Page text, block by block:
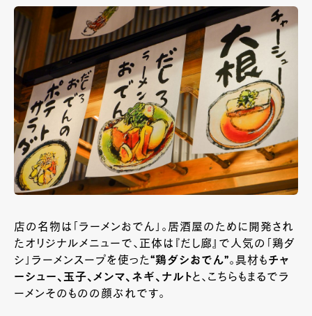
店の名物は「ラーメンおでん」。居酒屋のために開発され
たオリジナルメニューで、正体は『だし廊』で人気の「鶏ダ
シ」ラーメンスープを使った“鶏ダシおでん”。具材もチャ
ーシュー、玉子、メンマ、ネギ、ナルトと、こちらもまるでラ
ーメンそのものの顔ぶれです。